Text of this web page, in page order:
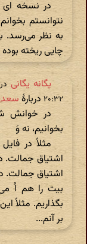
در نسخه
نتوانستم
به نظر می‌رسد.
چایی ریخته
یگانه یگانی
۲۰:۳۲ دربارهٔ
در خوانش
بخوانیم، نه وَ
مثلاً در
اشتیاق جمالت.
اشتیاق جمالت.
بیت را هم اُ
بگذاریم. مثلاً
بر آنم...